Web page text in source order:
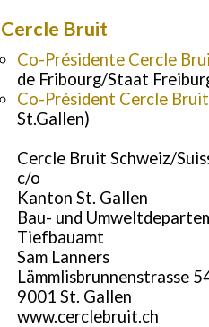
Cercle Bruit
Co-Présidente Cercle
de Fribourg/Staat
Co-Président Cercle Bruit
St.Gallen)
Cercle Bruit Schweiz/
c/o
Kanton St. Gallen
Bau- und
Tiefbauamt
Sam Lanners
Lämmlisbrunnenstrasse
9001 St. Gallen
www.cerclebruit.ch